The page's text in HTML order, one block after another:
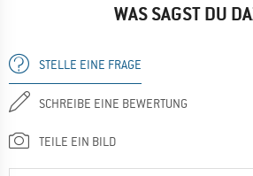
WAS SAGST DU
STELLE EINE FRAGE
SCHREIBE EINE BEWERTUNG
TEILE EIN BILD